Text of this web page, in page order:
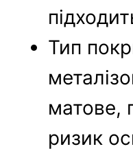
Тип
матове,
ризик